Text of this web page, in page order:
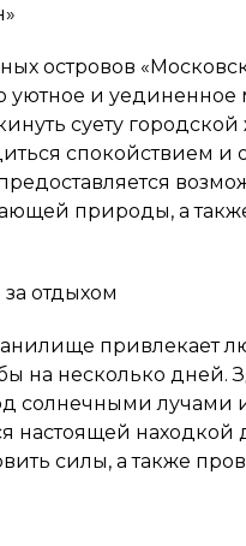
островов
уютное и
суету
спокойствием и
природы, а
за отдыхом
привлекает
на несколько
солнечными лучами
настоящей находкой
силы, а также